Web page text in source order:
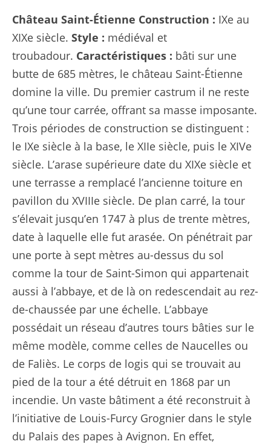
Château Saint-Étienne Construction : IXe au
XIXe siècle. Style : médiéval et
troubadour. Caractéristiques : bâti sur une
butte de 685 mètres, le château Saint-Étienne
domine la ville. Du premier castrum il ne reste
qu’une tour carrée, offrant sa masse imposante.
Trois périodes de construction se distinguent :
le IXe siècle à la base, le XIIe siècle, puis le XIVe
siècle. L’arase supérieure date du XIXe siècle et
une terrasse a remplacé l’ancienne toiture en
pavillon du XVIIIe siècle. De plan carré, la tour
s’élevait jusqu’en 1747 à plus de trente mètres,
date à laquelle elle fut arasée. On pénétrait par
une porte à sept mètres au-dessus du sol
comme la tour de Saint-Simon qui appartenait
aussi à l’abbaye, et de là on redescendait au rez-
de-chaussée par une échelle. L’abbaye
possédait un réseau d’autres tours bâties sur le
même modèle, comme celles de Naucelles ou
de Faliès. Le corps de logis qui se trouvait au
pied de la tour a été détruit en 1868 par un
incendie. Un vaste bâtiment a été reconstruit à
l’initiative de Louis-Furcy Grognier dans le style
du Palais des papes à Avignon. En effet,